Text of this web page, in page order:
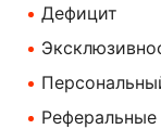
Дефицит